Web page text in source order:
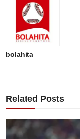
bolahita
Related Posts